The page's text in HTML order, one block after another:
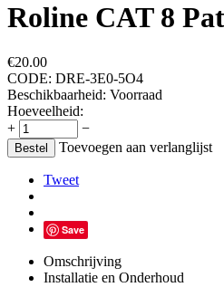
Roline CAT 8
€20.00
CODE: DRE-3E0-5O4
Beschikbaarheid: Voorraad
Hoeveelheid:
+
−
Bestel Toevoegen aan verlanglijst
Tweet
Save
Omschrijving
Installatie en Onderhoud